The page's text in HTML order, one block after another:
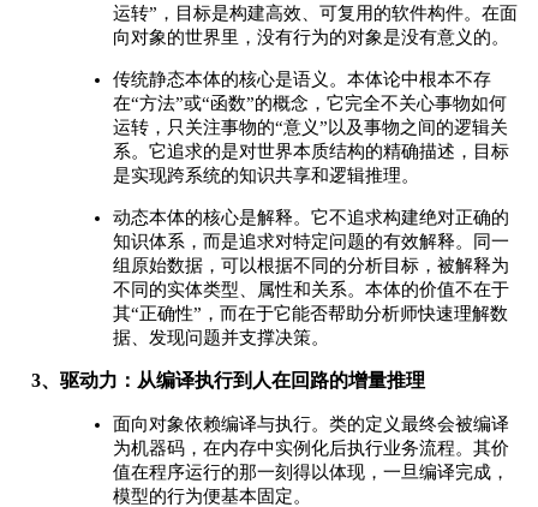
运转”，目标是构建高效、可复用的软件构件。在面
向对象的世界里，没有行为的对象是没有意义的。
传统静态本体的核心是语义。本体论中根本不存
在“方法”或“函数”的概念，它完全不关心事物如何
运转，只关注事物的“意义”以及事物之间的逻辑关
系。它追求的是对世界本质结构的精确描述，目标
是实现跨系统的知识共享和逻辑推理。
动态本体的核心是解释。它不追求构建绝对正确的
知识体系，而是追求对特定问题的有效解释。同一
组原始数据，可以根据不同的分析目标，被解释为
不同的实体类型、属性和关系。本体的价值不在于
其“正确性”，而在于它能否帮助分析师快速理解数
据、发现问题并支撑决策。
3、驱动力：从编译执行到人在回路的增量推理
面向对象依赖编译与执行。类的定义最终会被编译
为机器码，在内存中实例化后执行业务流程。其价
值在程序运行的那一刻得以体现，一旦编译完成，
模型的行为便基本固定。